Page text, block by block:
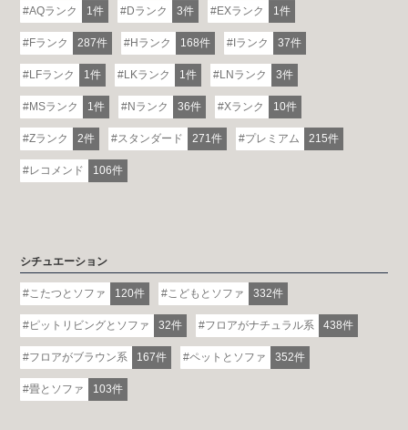
AQランク 1件 Dランク 3件 EXランク 1件
Fランク 287件 Hランク 168件 Iランク 37件
LFランク 1件 LKランク 1件 LNランク 3件
MSランク 1件 Nランク 36件 Xランク 10件
Zランク 2件 スタンダード 271件 プレミアム 215件
レコメンド 106件
シチュエーション
こたつとソファ 120件 こどもとソファ 332件
ピットリビングとソファ 32件 フロアがナチュラル系 438件
フロアがブラウン系 167件 ペットとソファ 352件
畳とソファ 103件